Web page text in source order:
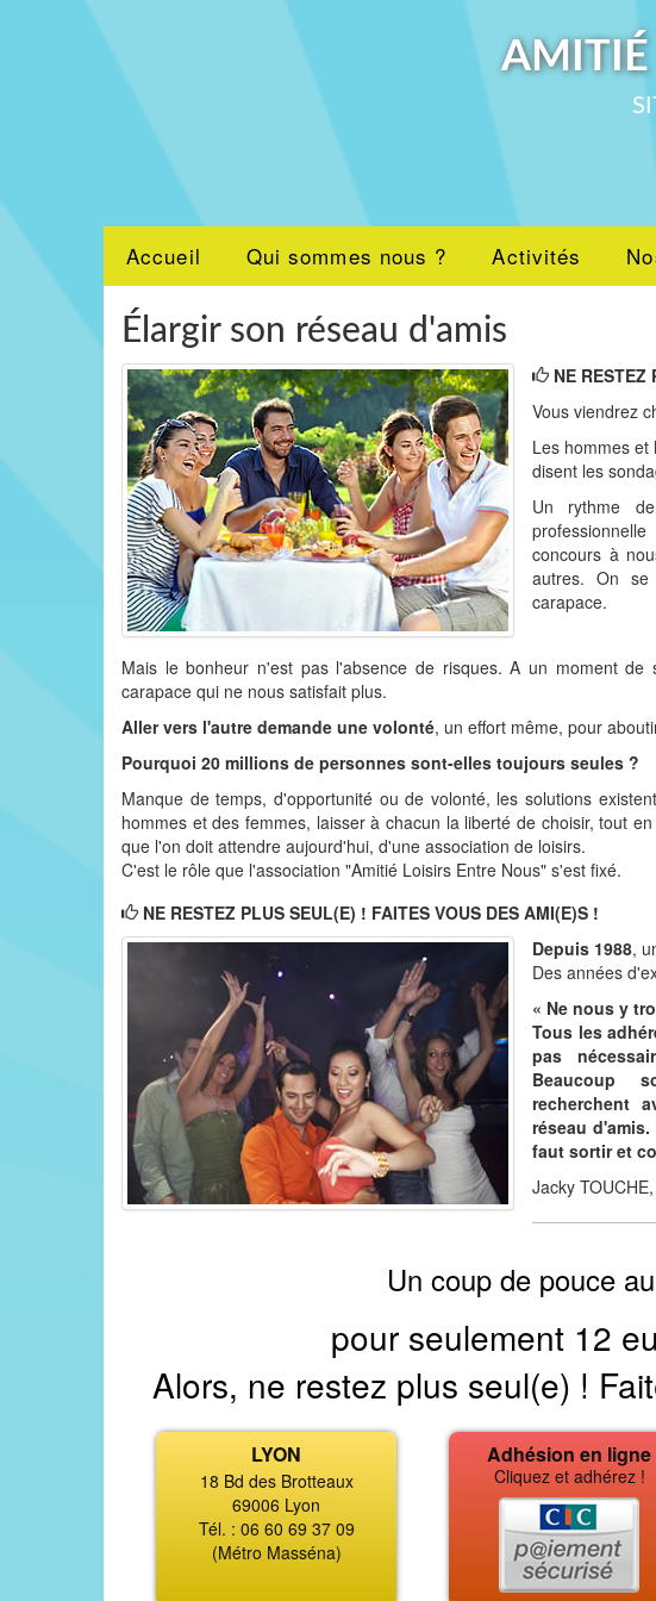
AMITIÉ
Accueil Qui sommes nous ? Activités
Élargir son réseau d'amis
NE RESTEZ
Vous viendrez
Les hommes
disent les
Un rythme
concours à
autres. On
carapace.
Mais le bonheur n'est pas l'absence de risques. A un moment
carapace qui ne nous satisfait plus.
Aller vers l'autre demande une volonté, un effort même, pour
Pourquoi 20 millions de personnes sont-elles toujours seules ?
Manque de temps, d'opportunité ou de volonté, les solutions
hommes et des femmes, laisser à chacun la liberté de choisir, tout
que l'on doit attendre aujourd'hui, d'une association de loisirs.
C'est le rôle que l'association "Amitié Loisirs Entre Nous" s'est fixé.
NE RESTEZ PLUS SEUL(E) ! FAITES VOUS DES AMI(E)S !
Depuis 1988,
Des années
« Ne nous y
Tous les
pas
Beaucoup
recherchent
réseau
faut sortir et
Jacky
Un coup de pouce
pour seulement 12
Alors, ne restez plus seul(e) !
LYON
18 Bd des Brotteaux
69006 Lyon
Tél. : 06 60 69 37 09
(Métro Masséna)
Adhésion en ligne
Cliquez et adhérez !